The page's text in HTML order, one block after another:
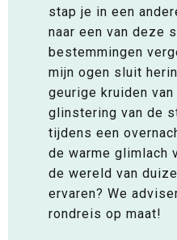
stap je in een
naar een van deze
bestemmingen
mijn ogen sluit
geurige kruiden
glinstering van de
tijdens een
de warme glimlach
de wereld van
ervaren? We
rondreis op maat!